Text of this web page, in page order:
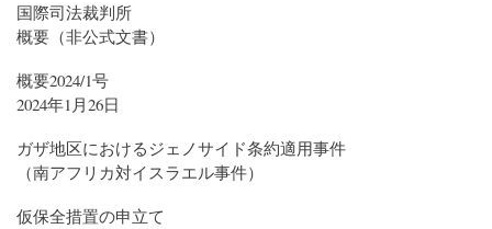
国際司法裁判所
概要（非公式文書）
概要2024/1号
2024年1月26日
ガザ地区におけるジェノサイド条約適用事件
（南アフリカ対イスラエル事件）
仮保全措置の申立て